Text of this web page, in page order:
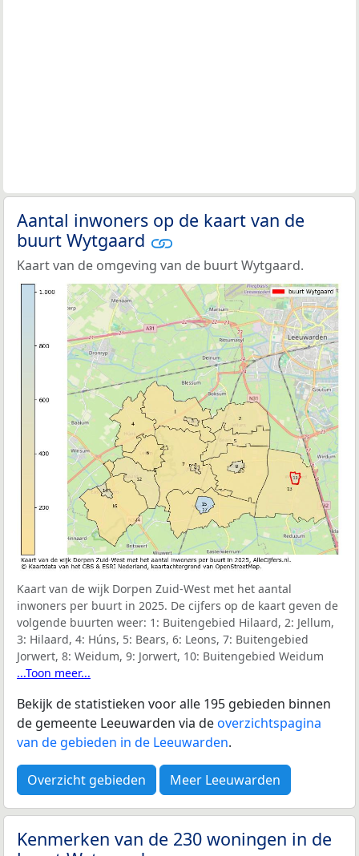
Aantal inwoners op de kaart van de
buurt Wytgaard
Kaart van de omgeving van de buurt Wytgaard.
Kaart van de wijk Dorpen Zuid-West met het aantal
inwoners per buurt in 2025. De cijfers op de kaart geven de
volgende buurten weer: 1: Buitengebied Hilaard, 2: Jellum,
3: Hilaard, 4: Húns, 5: Bears, 6: Leons, 7: Buitengebied
Jorwert, 8: Weidum, 9: Jorwert, 10: Buitengebied Weidum
...Toon meer...
Bekijk de statistieken voor alle 195 gebieden binnen
de gemeente Leeuwarden via deoverzichtspagina
van de gebieden in de Leeuwarden.
Overzicht gebieden Meer Leeuwarden
Kenmerken van de 230 woningen in de